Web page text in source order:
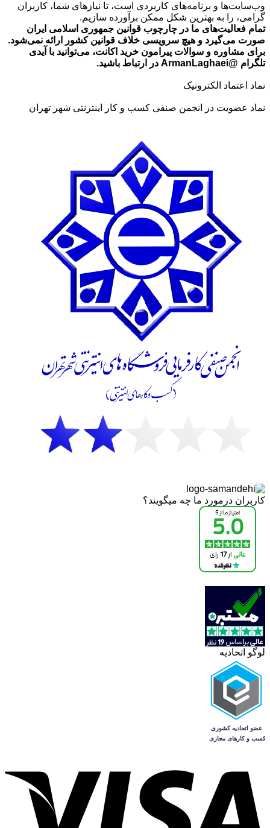
تومان549,000
وب‌سایت‌ها و برنامه‌های کاربردی است، تا نیازهای شما، کاربران
گرامی، را به بهترین شکل ممکن برآورده سازیم.
تمام فعالیت‌های ما در چارچوب قوانین جمهوری اسلامی ایران
صورت می‌گیرد و هیچ سرویسی خلاف قوانین کشور ارائه نمی‌شود.
برای مشاوره و سوالات پیرامون خرید اکانت، می‌توانید با آیدی
تلگرام @ArmanLaghaei در ارتباط باشید.
نماد اعتماد الکترونیک
نماد عضویت در انجمن صنفی کسب و کار اینترنتی شهر تهران
کاربران درمورد ما چه میگویند؟
لوگو اتحادیه